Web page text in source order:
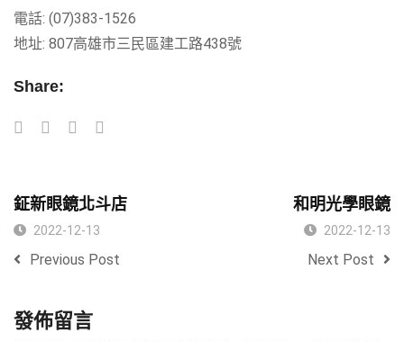
電話: (07)383-1526
地址: 807高雄市三民區建工路438號
Share:
鉦新眼鏡北斗店
2022-12-13
Previous Post
和明光學眼鏡
2022-12-13
Next Post
發佈留言